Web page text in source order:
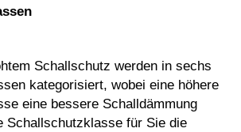
Schallschutz werden in sechs
kategorisiert, wobei eine höhere
eine bessere Schalldämmung
Schallschutzklasse für Sie die